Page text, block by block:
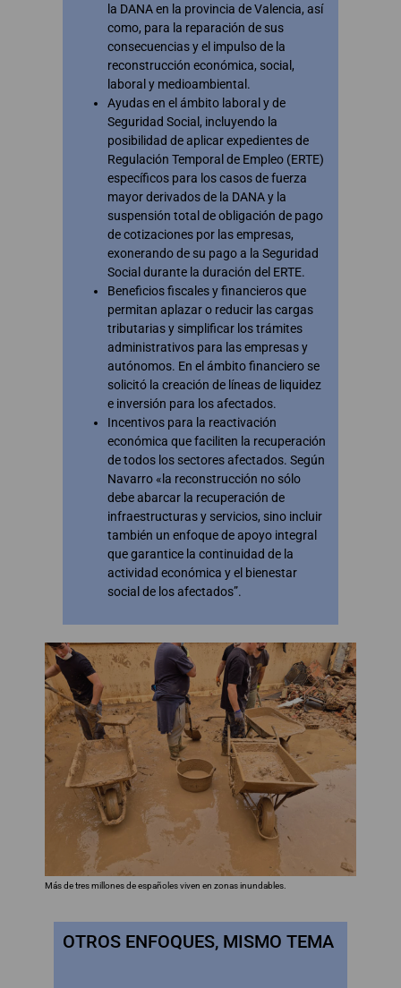
la DANA en la provincia de Valencia, así
como, para la reparación de sus
consecuencias y el impulso de la
reconstrucción económica, social,
laboral y medioambiental.
Ayudas en el ámbito laboral y de
Seguridad Social, incluyendo la
posibilidad de aplicar expedientes de
Regulación Temporal de Empleo (ERTE)
específicos para los casos de fuerza
mayor derivados de la DANA y la
suspensión total de obligación de pago
de cotizaciones por las empresas,
exonerando de su pago a la Seguridad
Social durante la duración del ERTE.
Beneficios fiscales y financieros que
permitan aplazar o reducir las cargas
tributarias y simplificar los trámites
administrativos para las empresas y
autónomos. En el ámbito financiero se
solicitó la creación de líneas de liquidez
e inversión para los afectados.
Incentivos para la reactivación
económica que faciliten la recuperación
de todos los sectores afectados. Según
Navarro «la reconstrucción no sólo
debe abarcar la recuperación de
infraestructuras y servicios, sino incluir
también un enfoque de apoyo integral
que garantice la continuidad de la
actividad económica y el bienestar
social de los afectados”.
Más de tres millones de españoles viven en zonas inundables.
OTROS ENFOQUES, MISMO TEMA